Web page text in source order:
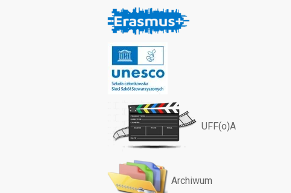
UFF(o)A
Archiwum